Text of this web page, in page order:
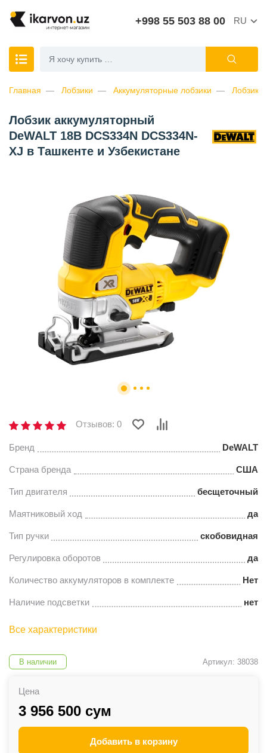
+998 55 503 88 00 RU
Главная Лобзики Аккумуляторные лобзики Лобзик
Лобзик аккумуляторный
DeWALT 18В DCS334N DCS334N-
XJ в Ташкенте и Узбекистане
Отзывов: 0
Бренд DeWALT
Страна бренда США
Тип двигателя бесщеточный
Маятниковый ход да
Тип ручки скобовидная
Регулировка оборотов да
Количество аккумуляторов в комплекте Нет
Наличие подсветки нет
Все характеристики
В наличии Артикул: 38038
Цена
3 956 500 сум
Добавить в корзину